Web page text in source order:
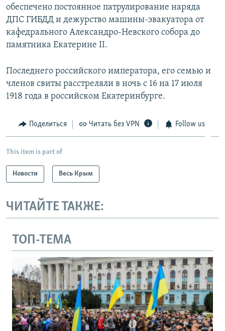
обеспечено постоянное патрулирование наряда
ДПС ГИБДД и дежурство машины-эвакуатора от
кафедрального Александро-Невского собора до
памятника Екатерине II.
Последнего российского императора, его семью и
членов свиты расстреляли в ночь с 16 на 17 июля
1918 года в российском Екатеринбурге.
Поделиться Читать без VPN Follow us
This item is part of
Новости Весь Крым
ЧИТАЙТЕ ТАКЖЕ:
ТОП-ТЕМА